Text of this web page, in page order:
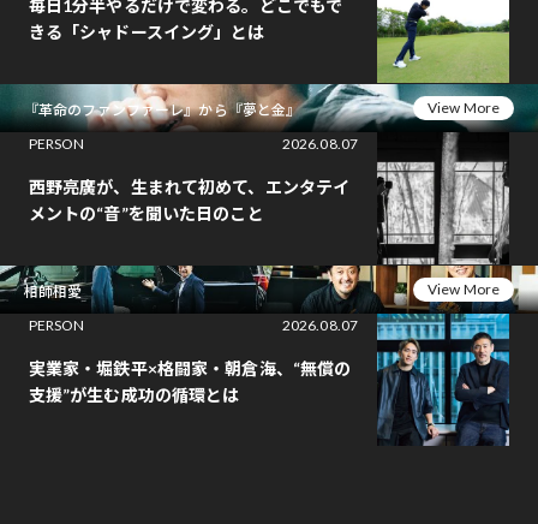
毎日1分半やるだけで変わる。どこでもで
きる「シャドースイング」とは
『革命のファンファーレ』から『夢と金』
View More
PERSON
2026.08.07
西野亮廣が、生まれて初めて、エンタテイ
メントの“音”を聞いた日のこと
相師相愛
View More
PERSON
2026.08.07
実業家・堀鉄平×格闘家・朝倉海、“無償の
支援”が生む成功の循環とは